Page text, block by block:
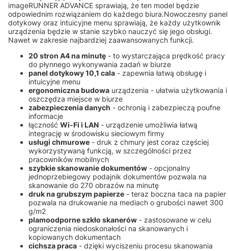
imageRUNNER ADVANCE sprawiają, że ten model będzie
odpowiednim rozwiązaniem do każdego biura.Nowoczesny panel
dotykowy oraz intuicyjne menu sprawiają, że każdy użytkownik
urządzenia będzie w stanie szybko nauczyć się jego obsługi.
Nawet w zakresie najbardziej zaawansowanych funkcji.
20 stron A4 na minutę - to wystarczająca prędkość pracy
do płynnego wykonywania zadań w biurze
panel dotykowy 10,1 cala - zapewnia łatwą obsługę i
intuicyjne menu
ergonomiczna budowa urządzenia - ułatwia użytkowania i
oszczędza miejsce w biurze
zabezpieczenia danych - ochronią i zabezpieczą poufne
informacje
łączność Wi-Fi i LAN - urządzenie umożliwia łatwą
integrację w środowisku sieciowym firmy
usługi chmurowe - druk z chmury jest coraz częściej
wykorzystywaną funkcją, w szczególności przez
pracowników mobilnych
szybkie skanowanie dokumentów - opcjonalny
jednoprzebiegowy podajnik dokumentów pozwala na
skanowanie do 270 obrazów na minutę
druk na grubszym papierze - teraz boczna taca na papier
pozwala na drukowanie na mediach o grubości nawet 300
g/m2
plamoodporne szkło skanerów - zastosowane w celu
ograniczenia niedoskonałości na skanowanych i
kopiowanych dokumentach
cichsza praca - dzięki wyciszeniu procesu skanowania